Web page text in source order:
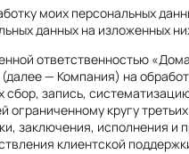
моих персональных
данных на изложенных
ответственностью
— Компания) на
запись,
ограниченному кругу
заключения, исполнения
клиентской